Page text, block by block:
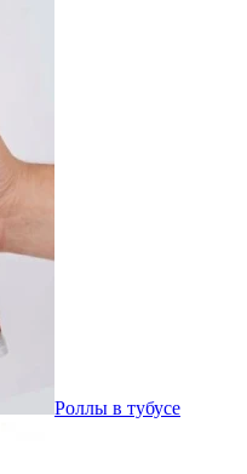
Роллы в тубусе